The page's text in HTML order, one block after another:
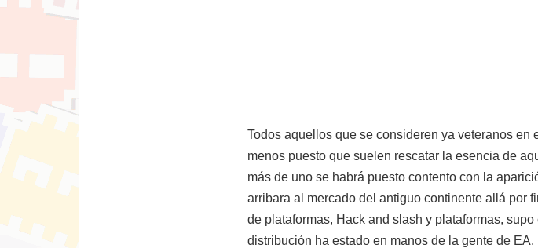
Todos aquellos que se consideren ya veteranos
menos puesto que suelen rescatar la esencia de
más de uno se habrá puesto contento con la
arribara al mercado del antiguo continente allá por
de plataformas, Hack and slash y plataformas,
distribución ha estado en manos de la gente de